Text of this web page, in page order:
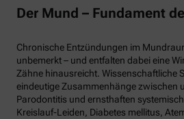
Der Mund – Fundament
Chronische Entzündungen im
unbemerkt – und entfalten dabei eine
Zähne hinausreicht. Wissenschaftliche
eindeutige Zusammenhänge zwischen
Parodontitis und ernsthaften
Kreislauf-Leiden, Diabetes mellitus,